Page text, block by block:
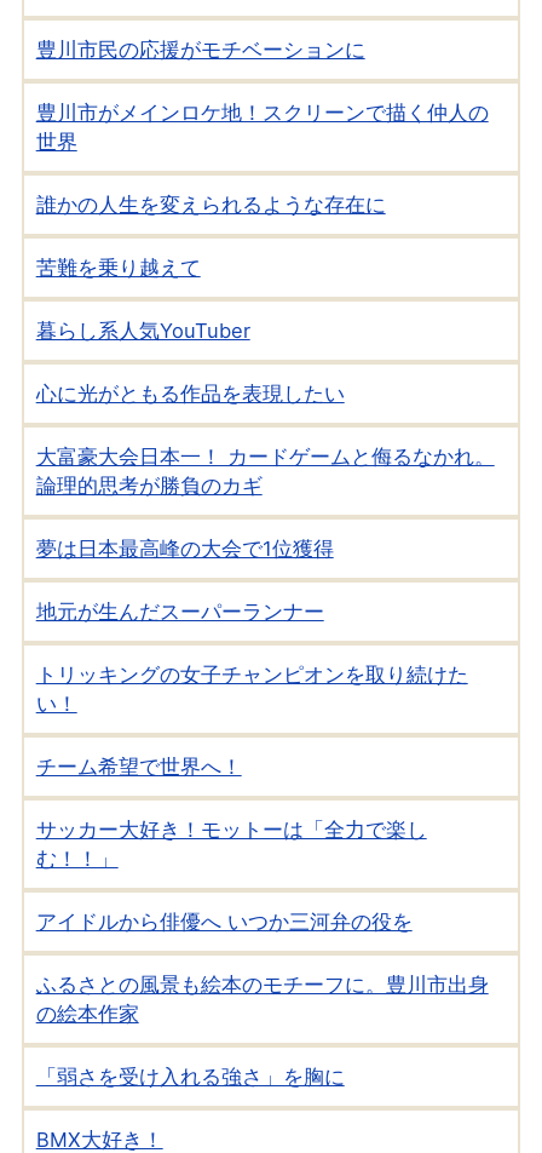
豊川市民の応援がモチベーションに
豊川市がメインロケ地！スクリーンで描く仲人の
世界
誰かの人生を変えられるような存在に
苦難を乗り越えて
暮らし系人気YouTuber
心に光がともる作品を表現したい
大富豪大会日本一！ カードゲームと侮るなかれ。
論理的思考が勝負のカギ
夢は日本最高峰の大会で1位獲得
地元が生んだスーパーランナー
トリッキングの女子チャンピオンを取り続けた
い！
チーム希望で世界へ！
サッカー大好き！モットーは「全力で楽し
む！！」
アイドルから俳優へ いつか三河弁の役を
ふるさとの風景も絵本のモチーフに。豊川市出身
の絵本作家
「弱さを受け入れる強さ」を胸に
BMX大好き！